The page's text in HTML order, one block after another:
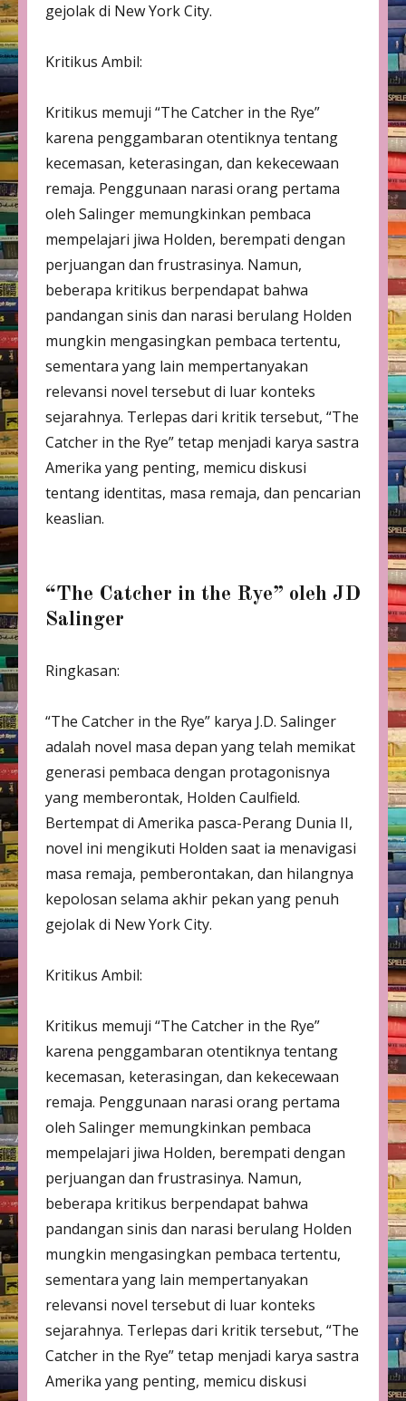
gejolak di New York City.
Kritikus Ambil:
Kritikus memuji “The Catcher in the Rye”
karena penggambaran otentiknya tentang
kecemasan, keterasingan, dan kekecewaan
remaja. Penggunaan narasi orang pertama
oleh Salinger memungkinkan pembaca
mempelajari jiwa Holden, berempati dengan
perjuangan dan frustrasinya. Namun,
beberapa kritikus berpendapat bahwa
pandangan sinis dan narasi berulang Holden
mungkin mengasingkan pembaca tertentu,
sementara yang lain mempertanyakan
relevansi novel tersebut di luar konteks
sejarahnya. Terlepas dari kritik tersebut, “The
Catcher in the Rye” tetap menjadi karya sastra
Amerika yang penting, memicu diskusi
tentang identitas, masa remaja, dan pencarian
keaslian.
“The Catcher in the Rye” oleh JD
Salinger
Ringkasan:
“The Catcher in the Rye” karya J.D. Salinger
adalah novel masa depan yang telah memikat
generasi pembaca dengan protagonisnya
yang memberontak, Holden Caulfield.
Bertempat di Amerika pasca-Perang Dunia II,
novel ini mengikuti Holden saat ia menavigasi
masa remaja, pemberontakan, dan hilangnya
kepolosan selama akhir pekan yang penuh
gejolak di New York City.
Kritikus Ambil:
Kritikus memuji “The Catcher in the Rye”
karena penggambaran otentiknya tentang
kecemasan, keterasingan, dan kekecewaan
remaja. Penggunaan narasi orang pertama
oleh Salinger memungkinkan pembaca
mempelajari jiwa Holden, berempati dengan
perjuangan dan frustrasinya. Namun,
beberapa kritikus berpendapat bahwa
pandangan sinis dan narasi berulang Holden
mungkin mengasingkan pembaca tertentu,
sementara yang lain mempertanyakan
relevansi novel tersebut di luar konteks
sejarahnya. Terlepas dari kritik tersebut, “The
Catcher in the Rye” tetap menjadi karya sastra
Amerika yang penting, memicu diskusi